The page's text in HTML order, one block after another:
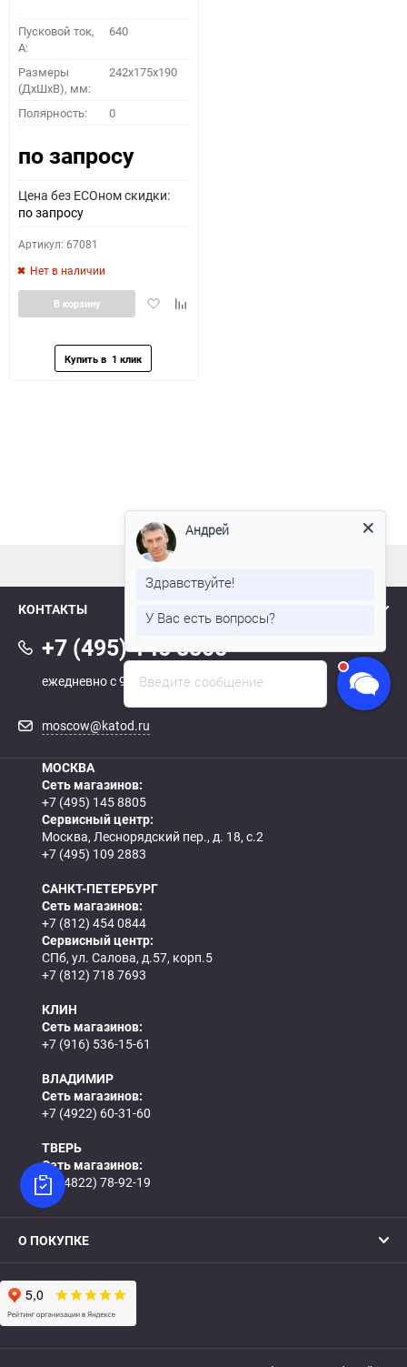
Пусковой ток,
A:
640
Размеры
(ДхШхВ), мм:
242x175x190
Полярность: 0
по запросу
Цена без ECOном скидки:
по запросу
Артикул: 67081
Нет в наличии
ДобавитьДобавить
В корзину
КОНТАКТЫ
+7 (495) 145 8805
ежедневно с 9:00 до 21:00
moscow@katod.ru
МОСКВА
Сеть магазинов:
+7 (495) 145 8805
Сервисный центр:
Москва, Леснорядский пер., д. 18, с.2
+7 (495) 109 2883
САНКТ-ПЕТЕРБУРГ
Сеть магазинов:
+7 (812) 454 0844
Сервисный центр:
СПб, ул. Салова, д.57, корп.5
+7 (812) 718 7693
КЛИН
Сеть магазинов:
+7 (916) 536-15-61
ВЛАДИМИР
Сеть магазинов:
+7 (4922) 60-31-60
ТВЕРЬ
Сеть магазинов:
+7 (4822) 78-92-19
О ПОКУПКЕ
Введите сообщение
Андрей
Здравствуйте!